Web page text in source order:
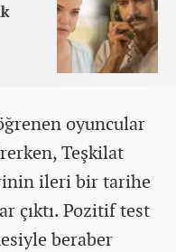
oyuncular
Teşkilat
ileri bir tarihe
çıktı. Pozitif test
beraber